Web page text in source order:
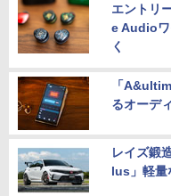
エントリ
e Audioワ
く
「
るオーデ
レイズ鍛
lus」軽量